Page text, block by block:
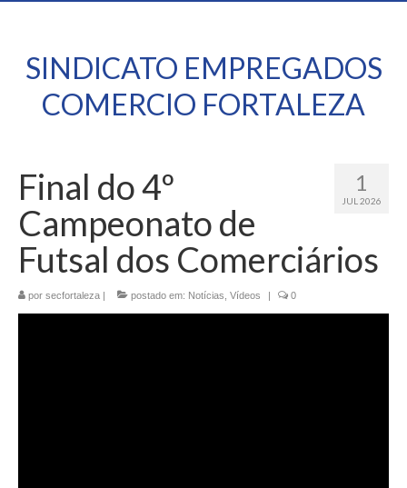
SINDICATO EMPREGADOS
COMERCIO FORTALEZA
1
JUL 2026
Final do 4º
Campeonato de
Futsal dos Comerciários
por secfortaleza | postado em: Notícias Vídeos | 0